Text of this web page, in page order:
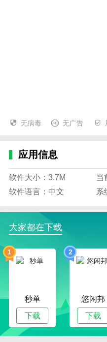
无病毒 无广告
应用信息
软件大小：3.7M
当
软件语言：中文
系
大家都在下载
1
秒单
下载
2
悠闲邦
下载